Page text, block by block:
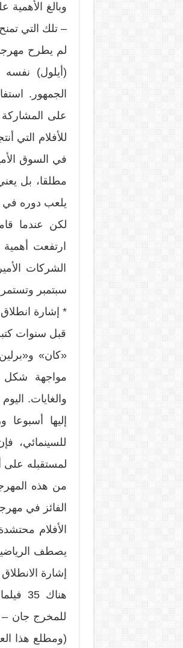
وبالغ
– تلك التي
لم يطرح
(أيلول) نفسه
الجمهور.
على المشاركة
للأفلام التي
في السوق
مطلقا، بل
يلعب دوره في
لكن عندما
ارتفعت
الشركات
سبتمبر
* إشارة انطلاق
قبل سنوات
«كان»
مواجهة شكل
والغايات.
إليها
للسينمائي،
لمستقبله
من هذه
الفائز في
الأفلام
إشارة
هناك
للمخرج جان –
(ومطلع هذا